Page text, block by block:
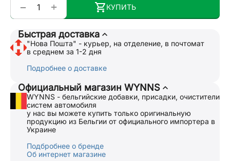
+
− КУПИТЬ
Быстрая доставка
"Нова Пошта" - курьер, на отделение, в почтомат
в среднем за 1-2 дня
Подробнее о доставке
Официальный магазин WYNNS
WYNNS - бельгийские добавки, присадки, очистители
систем автомобиля
у нас вы можете купить только оригинальную
продукцию из Бельгии от официального импортера в
Украине
Подбробнее о бренде
Об интернет магазине